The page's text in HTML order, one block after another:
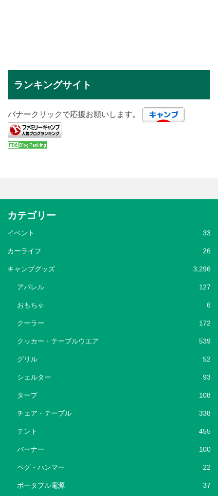
ランキングサイト
バナークリックで応援お願いします。
カテゴリー
イベント 33
カーライフ 26
キャンプグッズ 3,296
アパレル 127
おもちゃ 6
クーラー 172
クッカー・テーブルウエア 539
グリル 52
シェルター 93
タープ 108
チェア・テーブル 338
テント 455
バーナー 100
ペグ・ハンマー 22
ポータブル電源 37